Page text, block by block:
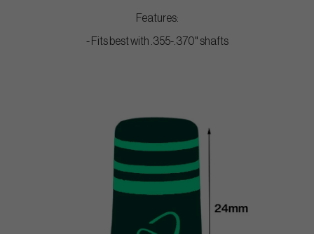
Features:
- Fits best with .355-.370" shafts